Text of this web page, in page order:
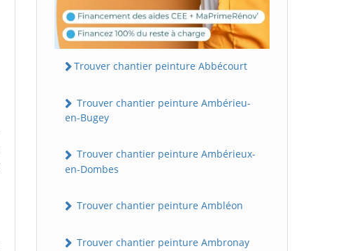
Trouver chantier peinture Abbécourt
Trouver chantier peinture Ambérieu-
en-Bugey
Trouver chantier peinture Ambérieux-
en-Dombes
Trouver chantier peinture Ambléon
Trouver chantier peinture Ambronay